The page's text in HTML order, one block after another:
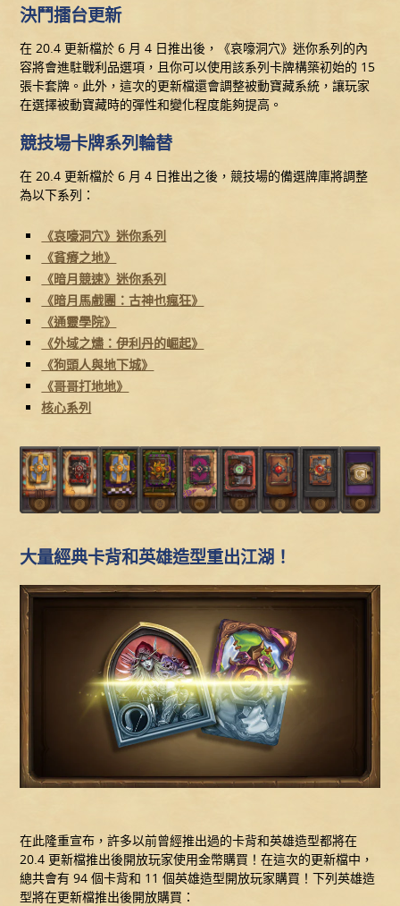
決鬥擂台更新
在 20.4 更新檔於 6 月 4 日推出後，《哀嚎洞穴》迷你系列的內
容將會進駐戰利品選項，且你可以使用該系列卡牌構築初始的 15
張卡套牌。此外，這次的更新檔還會調整被動寶藏系統，讓玩家
在選擇被動寶藏時的彈性和變化程度能夠提高。
競技場卡牌系列輪替
在 20.4 更新檔於 6 月 4 日推出之後，競技場的備選牌庫將調整
為以下系列：
《哀嚎洞穴》迷你系列
《貧瘠之地》
《暗月競速》迷你系列
《暗月馬戲團：古神也瘋狂》
《通靈學院》
《外域之燼：伊利丹的崛起》
《狗頭人與地下城》
《哥哥打地地》
核心系列
大量經典卡背和英雄造型重出江湖！
在此隆重宣布，許多以前曾經推出過的卡背和英雄造型都將在
20.4 更新檔推出後開放玩家使用金幣購買！在這次的更新檔中，
總共會有 94 個卡背和 11 個英雄造型開放玩家購買！下列英雄造
型將在更新檔推出後開放購買：